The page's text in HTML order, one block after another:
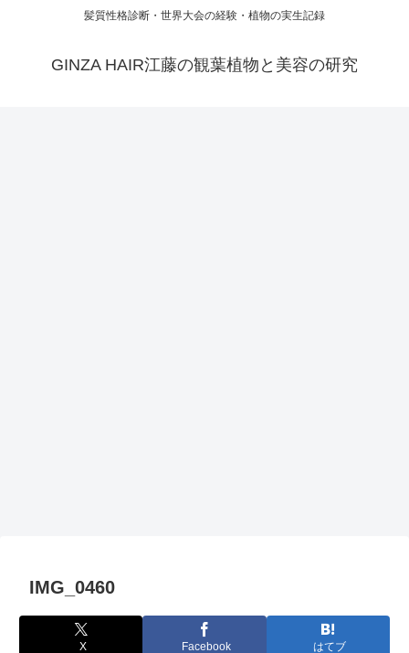
髪質性格診断・世界大会の経験・植物の実生記録
GINZA HAIR江藤の観葉植物と美容の研究
IMG_0460
X Facebook はてブ